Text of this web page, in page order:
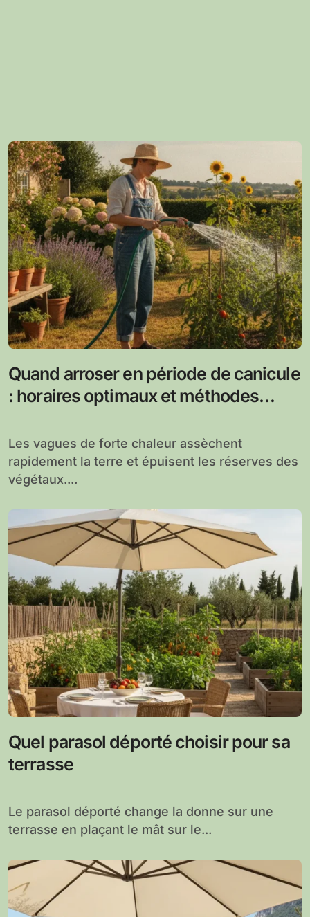
Quand arroser en période de canicule
: horaires optimaux et méthodes
Les vagues de forte chaleur assèchent
rapidement la terre et épuisent les réserves des
végétaux....
Quel parasol déporté choisir pour sa
terrasse
Le parasol déporté change la donne sur une
terrasse en plaçant le mât sur le...